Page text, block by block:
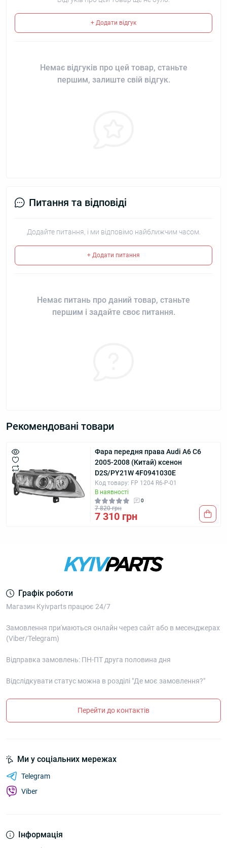
+ Додати відгук
Немає відгуків про цей товар, станьте
першим, залиште свій відгук.
Питання та відповіді
Додайте питання, і ми відповімо найближчим часом.
+ Додати питання
Немає питань про даний товар, станьте
першим і задайте своє питання.
Рекомендовані товари
Фара передня права Audi А6 C6
2005-2008 (Китай) ксенон
D2S/PY21W 4F0941030E
Код товару: FP 1204 R6-P-01
В наявності
0
7 820 грн
7 310 грн
Графік роботи
Магазин Kyivparts працює 24/7
Замовлення при'маються онлайн через сайт або в месенджерах
(Viber/Telegram)
Відправка замовлень: ПН-ПТ друга половина дня
Відслідкувати статус можна в розділі "Де моє замовлення?"
Перейти до контактів
Інформація
Ми у соціальних мережах
Telegram
Viber